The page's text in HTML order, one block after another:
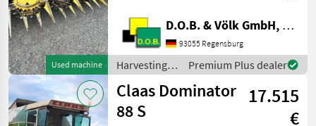
Used machine
07.2021 * AHC -
Automatische
Höhenführung *
Zünslerbügel * Komfort
Zusatzfahrwerk 300F Das
Maisgebiss
D.O.B. & Völk GmbH, Filiale Regensburg
93055 Regensburg
Harvesting
equipment
crop fields /
Kemper
Premium Plus dealer
Claas Dominator
88 S
17.515
€